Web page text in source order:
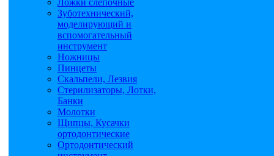
Ложки слепочные
Зуботехнический,
моделирующий и
вспомогательный
инструмент
Ножницы
Пинцеты
Скальпели, Лезвия
Стерилизаторы, Лотки,
Банки
Молотки
Щипцы, Кусачки
ортодонтические
Ортодонтический